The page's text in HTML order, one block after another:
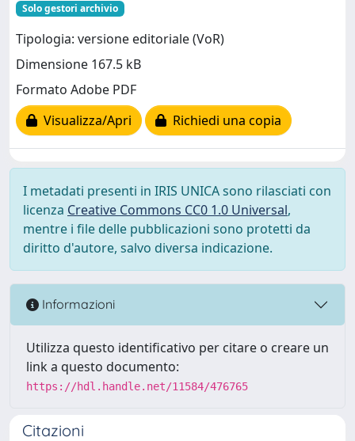
Solo gestori archivio
Tipologia: versione editoriale (VoR)
Dimensione 167.5 kB
Formato Adobe PDF
Visualizza/Apri
Richiedi una copia
I metadati presenti in IRIS UNICA sono rilasciati con
licenza Creative Commons CC0 1.0 Universal,
mentre i file delle pubblicazioni sono protetti da
diritto d'autore, salvo diversa indicazione.
Informazioni
Utilizza questo identificativo per citare o creare un
link a questo documento:
https://hdl.handle.net/11584/476765
Citazioni